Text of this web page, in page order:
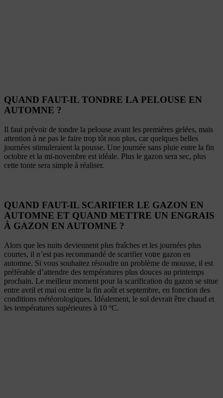
QUAND FAUT-IL TONDRE LA PELOUSE EN
AUTOMNE ?
Il faut prévoir de tondre la pelouse avant les premières gelées, mais
attention à ne pas le faire trop tôt non plus, car quelques belles
journées stimuleraient la pousse. Une journée sans pluie entre la fin
octobre et la mi-novembre est idéale. Plus le gazon sera sec, plus
cette tonte sera simple à réaliser.
QUAND FAUT-IL SCARIFIER LE GAZON EN
AUTOMNE ET QUAND METTRE UN ENGRAIS
À GAZON EN AUTOMNE ?
Alors que les nuits deviennent plus fraîches et les journées plus
courtes, il n’est pas recommandé de scarifier votre gazon en
automne. Si vous souhaitez résoudre un problème de mousse, il est
préférable d’attendre des températures plus douces au printemps
prochain. Le meilleur moment pour la scarification du gazon se situe
entre avril et mai ou entre la fin août et septembre, en fonction des
conditions météorologiques. Idéalement, le sol devrait être chaud et
les températures supérieures à 10 ºC.